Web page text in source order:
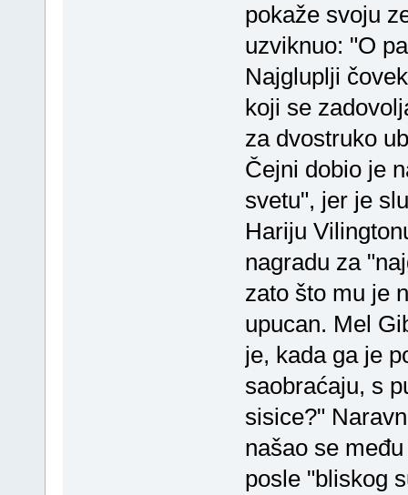
pokaže svoju
uzviknuo: "O
Najgluplji
koji se
za dvostruko
Čejni dobio je
svetu", jer je
Hariju
nagradu za
zato što mu je
upucan. Mel
je, kada ga je
saobraćaju, s
sisice?"
našao se
posle "bliskog